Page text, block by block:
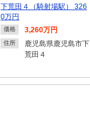
下荒田４（騎射場駅） 326
0万円
価格 3,260万円
住所
鹿児島県鹿児島市下
荒田４